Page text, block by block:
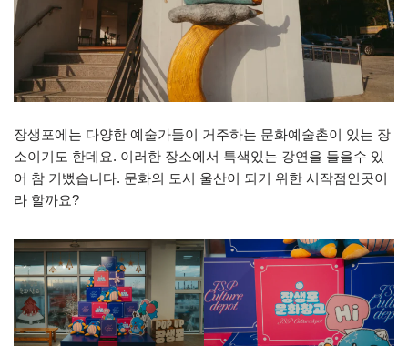
장생포에는 다양한 예술가들이 거주하는 문화예술촌이 있는 장
소이기도 한데요. 이러한 장소에서 특색있는 강연을 들을수 있
어 참 기뻤습니다. 문화의 도시 울산이 되기 위한 시작점인곳이
라 할까요?